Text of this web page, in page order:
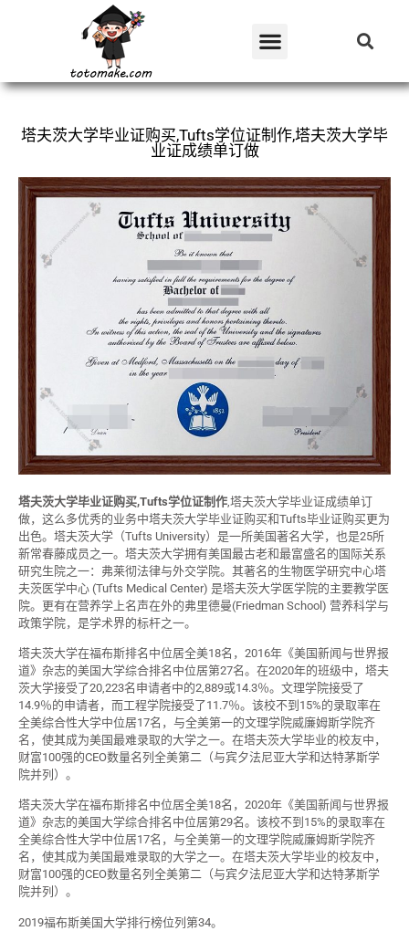
塔夫茨大学毕业证购买,Tufts学位证制作,塔夫茨大学毕
业证成绩单订做
塔夫茨大学毕业证购买,Tufts学位证制作 ,塔夫茨大学毕业证成绩单订
做，这么多优秀的业务中塔夫茨大学毕业证购买和Tufts毕业证购买更为
出色。塔夫茨大学（Tufts University）是一所美国著名大学，也是25所
新常春藤成员之一。塔夫茨大学拥有美国最古老和最富盛名的国际关系
研究生院之一：弗莱彻法律与外交学院。其著名的生物医学研究中心塔
夫茨医学中心 (Tufts Medical Center) 是塔夫茨大学医学院的主要教学医
院。更有在营养学上名声在外的弗里德曼(Friedman School) 营养科学与
政策学院，是学术界的标杆之一。
塔夫茨大学在福布斯排名中位居全美18名，2016年《美国新闻与世界报
道》杂志的美国大学综合排名中位居第27名。在2020年的班级中，塔夫
茨大学接受了20,223名申请者中的2,889或14.3％。文理学院接受了
14.9％的申请者，而工程学院接受了11.7％。该校不到15%的录取率在
全美综合性大学中位居17名，与全美第一的文理学院威廉姆斯学院齐
名，使其成为美国最难录取的大学之一。在塔夫茨大学毕业的校友中，
财富100强的CEO数量名列全美第二（与宾夕法尼亚大学和达特茅斯学
院并列）。
塔夫茨大学在福布斯排名中位居全美18名，2020年《美国新闻与世界报
道》杂志的美国大学综合排名中位居第29名。该校不到15%的录取率在
全美综合性大学中位居17名，与全美第一的文理学院威廉姆斯学院齐
名，使其成为美国最难录取的大学之一。在塔夫茨大学毕业的校友中，
财富100强的CEO数量名列全美第二（与宾夕法尼亚大学和达特茅斯学
院并列）。
2019福布斯美国大学排行榜位列第34。